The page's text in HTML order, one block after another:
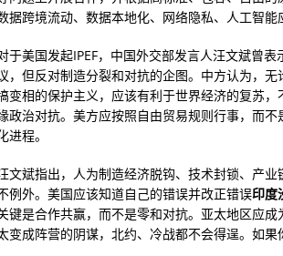
咽喉
局
兵
(图)
亿斤
据跨境流动、数据本地化、网络隐私、人工智能
于美国发起IPEF，中国外交部发言人汪文斌曾
，但反对制造分裂和对抗的企图。中方认为，
变相的保护主义，应该有利于世界经济的复苏
政治对抗。美方应按照自由贸易规则行事，而
进程。
文斌指出，人为制造经济脱钩、技术封锁、产
例外。美国应该知道自己的错误并改正错误印度
键是合作共赢，而不是零和对抗。亚太地区应
变成阵营的阴谋，北约、冷战都不会得逞。如